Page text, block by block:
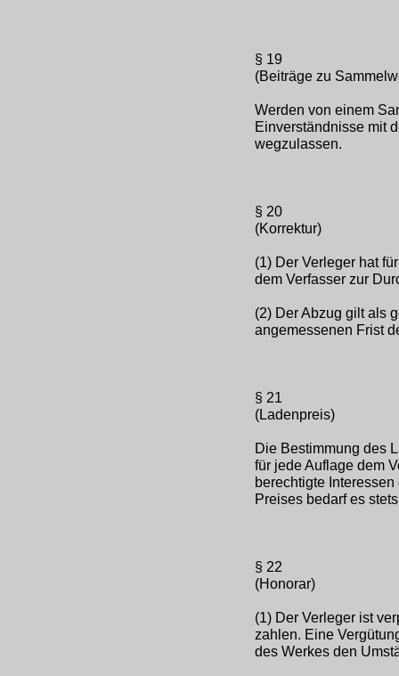
§ 19
(Beiträge zu
Werden von einem
Einverständnisse mit
wegzulassen.
§ 20
(Korrektur)
(1) Der Verleger hat
dem Verfasser zur
(2) Der Abzug gilt als
angemessenen Frist
§ 21
(Ladenpreis)
Die Bestimmung des
für jede Auflage dem
berechtigte
Preises bedarf es
§ 22
(Honorar)
(1) Der Verleger ist
zahlen. Eine
des Werkes den